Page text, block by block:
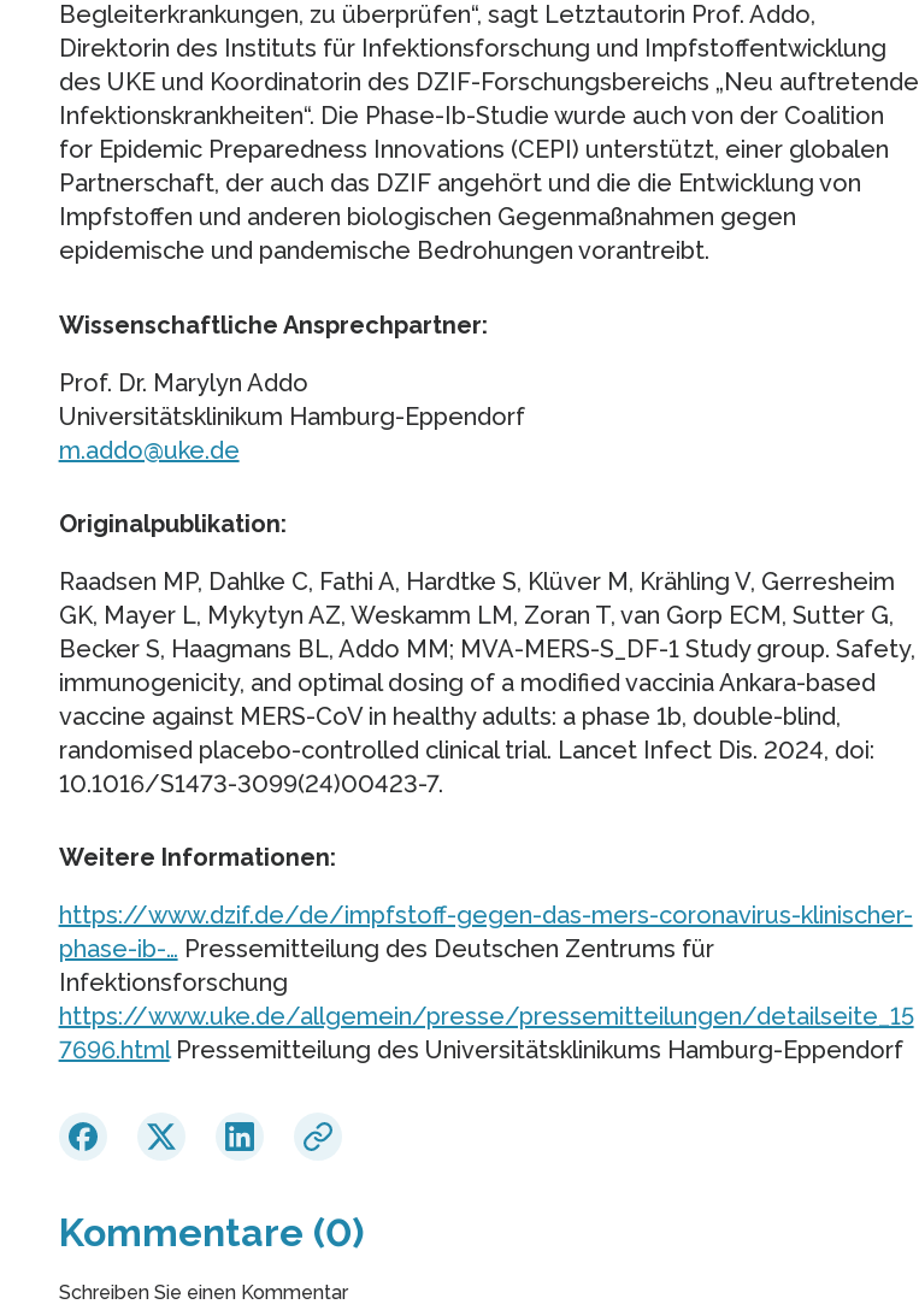
Begleiterkrankungen, zu überprüfen“, sagt Letztautorin Prof. Addo,
Direktorin des Instituts für Infektionsforschung und Impfstoffentwicklung
des UKE und Koordinatorin des DZIF-Forschungsbereichs „Neu auftretende
Infektionskrankheiten“. Die Phase-Ib-Studie wurde auch von der Coalition
for Epidemic Preparedness Innovations (CEPI) unterstützt, einer globalen
Partnerschaft, der auch das DZIF angehört und die die Entwicklung von
Impfstoffen und anderen biologischen Gegenmaßnahmen gegen
epidemische und pandemische Bedrohungen vorantreibt.
Wissenschaftliche Ansprechpartner:
Prof. Dr. Marylyn Addo
Universitätsklinikum Hamburg-Eppendorf
m.addo@uke.de
Originalpublikation:
Raadsen MP, Dahlke C, Fathi A, Hardtke S, Klüver M, Krähling V, Gerresheim
GK, Mayer L, Mykytyn AZ, Weskamm LM, Zoran T, van Gorp ECM, Sutter G,
Becker S, Haagmans BL, Addo MM; MVA-MERS-S_DF-1 Study group. Safety,
immunogenicity, and optimal dosing of a modified vaccinia Ankara-based
vaccine against MERS-CoV in healthy adults: a phase 1b, double-blind,
randomised placebo-controlled clinical trial. Lancet Infect Dis. 2024, doi:
10.1016/S1473-3099(24)00423-7.
Weitere Informationen:
https://www.dzif.de/de/impfstoff-gegen-das-mers-coronavirus-klinischer-
phase-ib-… Pressemitteilung des Deutschen Zentrums für
Infektionsforschung
https://www.uke.de/allgemein/presse/pressemitteilungen/detailseite_15
7696.htmlPressemitteilung des Universitätsklinikums Hamburg-Eppendorf
Kommentare (0)
Schreiben Sie einen Kommentar